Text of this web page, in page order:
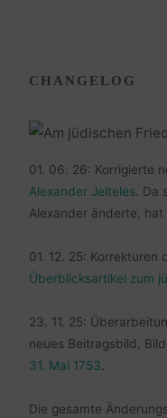
CHANGELOG
01. 06. 26: Korrigierte
Alexander Jeiteles. Da
Alexander änderte,
01. 12. 25:
Überblicksartikel zum
23. 11. 25:
neues Beitragsbild,
31. Mai 1753.
Die gesamte